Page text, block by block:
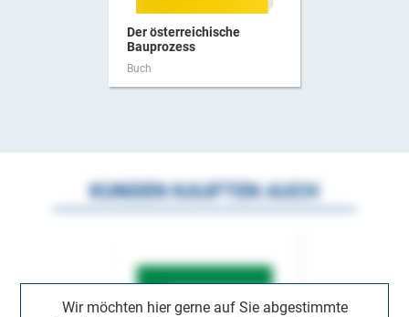
Der österreichische
Bauprozess
Buch
Wir möchten hier gerne auf Sie abgestimmte
KUNDEN KAUFTEN AUCH